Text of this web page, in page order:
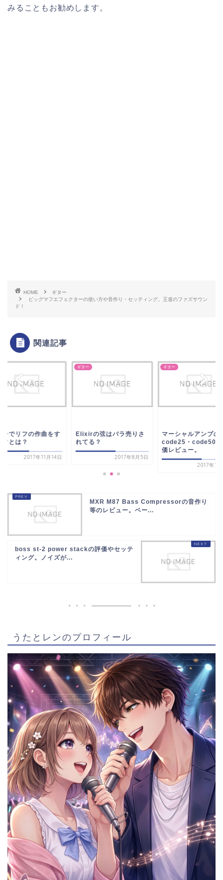
みることもお勧めします。
HOME
ギター
ビッグマフエフェクターの使い方や音作り・セッティング。王道のファズサウン
ド！
関連記事
の弦はバラ売りさ
る？
2017年8月5日
ギター
マーシャルアンプの
code25・code50の評
価レビュー。
ギター
ギターでリフの作
るコツとは？
2017年
MXR M87 Bass Compressorの音作り
等のレビュー。ベー...
boss st-2 power stackの評価やセッテ
ィング。ノイズが...
うたとレンのプロフィール